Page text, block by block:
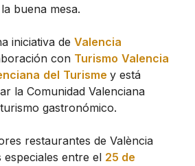
buena mesa.
iniciativa de Valencia
con Turismo Valencia
del Turisme y está
la Comunidad Valenciana
gastronómico.
restaurantes de València
entre el 25 de